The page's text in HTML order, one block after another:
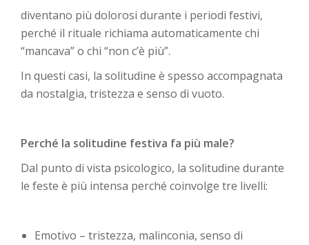
diventano più dolorosi durante i periodi festivi,
perché il rituale richiama automaticamente chi
“mancava” o chi “non c’è più”.
In questi casi, la solitudine è spesso accompagnata
da nostalgia, tristezza e senso di vuoto.
Perché la solitudine festiva fa più male?
Dal punto di vista psicologico, la solitudine durante
le feste è più intensa perché coinvolge tre livelli:
Emotivo – tristezza, malinconia, senso di